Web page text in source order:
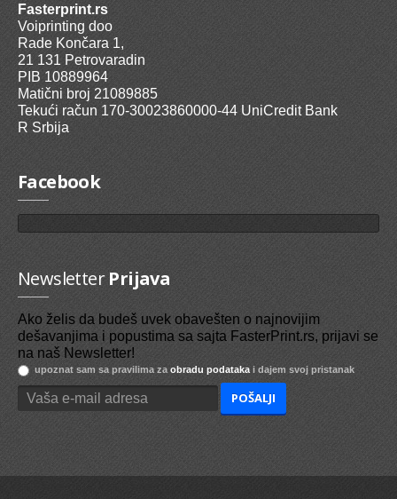
Fasterprint.rs
Voiprinting doo
Rade Končara 1,
21 131 Petrovaradin
PIB 10889964
Matični broj 21089885
Tekući račun 170-30023860000-44 UniCredit Bank
R Srbija
Facebook
NewsletterPrijava
Ako želis da budeš uvek obavešten o najnovijim
dešavanjima i popustima sa sajta FasterPrint.rs, prijavi se
na naš Newsletter!
upoznat sam sa pravilima za obradu podataka i dajem svoj pristanak